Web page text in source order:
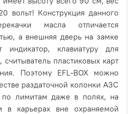
вольт! Конструкция данного
масла отличается
а внешняя дверь на замке
индикатор, клавиатуру для
считыватель пластиковых карт
Поэтому EFL-BOX можно
раздаточной колонки АЗС
лимитам даже в полях, на
в карьерах вне охраняемой